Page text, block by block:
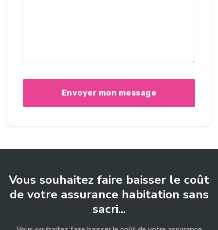
Vous souhaitez faire baisser le coût
de votre assurance habitation sans
sacri...